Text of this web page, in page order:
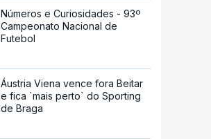
Números e Curiosidades - 93º
Campeonato Nacional de
Futebol
Áustria Viena vence fora Beitar
e fica `mais perto` do Sporting
de Braga